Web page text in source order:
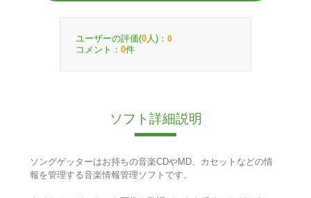
ユーザーの評価(0 人)： 0
コメント： 0件
ソフト詳細説明
ソングゲッターはお持ちの音楽CDやMD、カセットなどの情
報を管理する音楽情報管理ソフトです。